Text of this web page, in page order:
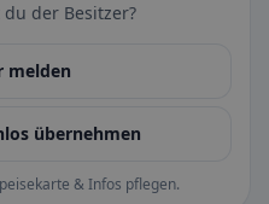
der Besitzer?
melden
übernehmen
& Infos pflegen.